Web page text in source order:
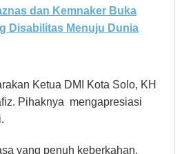
dan Kemnaker Buka
Disabilitas Menuju Dunia
Ketua DMI Kota Solo, KH
Pihaknya mengapresiasi
yang penuh keberkahan.